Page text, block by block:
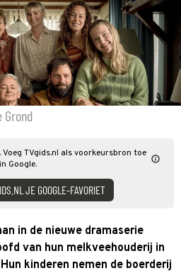
Grond
TVgids.nl als voorkeursbron toe
in Google.
JE GOOGLE-FAVORIET
in de nieuwe dramaserie
van hun melkveehouderij in
kinderen nemen de boerderij